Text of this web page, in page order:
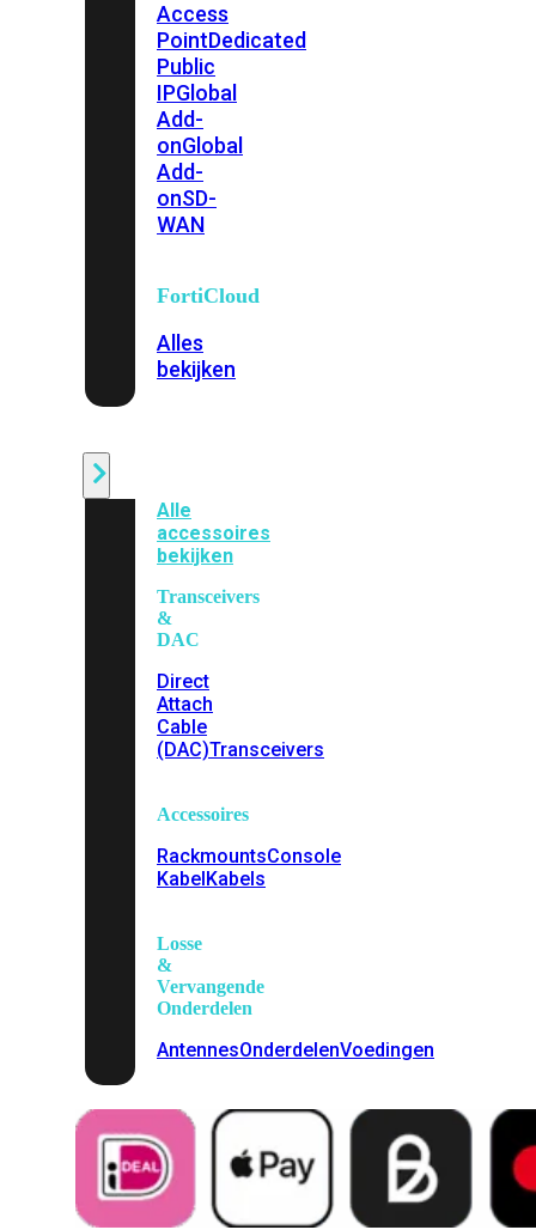
Access
PointDedicated
Public
IPGlobal
Add-
onGlobal
Add-
onSD-
WAN
FortiCloud
Alles
bekijken
Alle
accessoires
bekijken
Transceivers
&
DAC
Direct
Attach
Cable
(DAC)Transceivers
Accessoires
RackmountsConsole
KabelKabels
Losse
&
Vervangende
Onderdelen
AntennesOnderdelenVoedingen